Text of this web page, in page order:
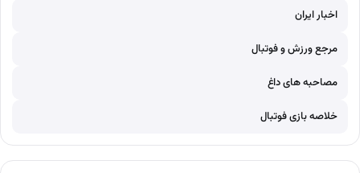
اخبار ایران
مرجع ورزش و فوتبال
مصاحبه های داغ
خلاصه بازی فوتبال